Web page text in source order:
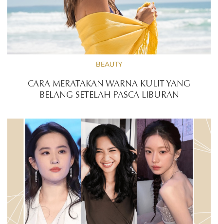
BEAUTY
CARA MERATAKAN WARNA KULIT YANG
BELANG SETELAH PASCA LIBURAN